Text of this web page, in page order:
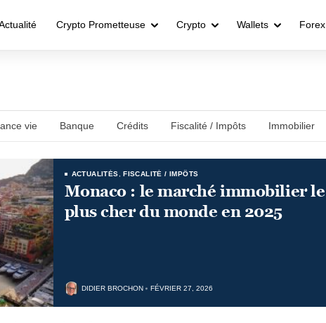
Crypto Prometteuse Crypto Wallets Forex
vie Banque Crédits Fiscalité / Impôts Immobilier
ACTUALITÉS ,FISCALITÉ / IMPÔTS
Monaco : le marché immobilier le
plus cher du monde en 2025
DIDIER BROCHON FÉVRIER 27, 2026